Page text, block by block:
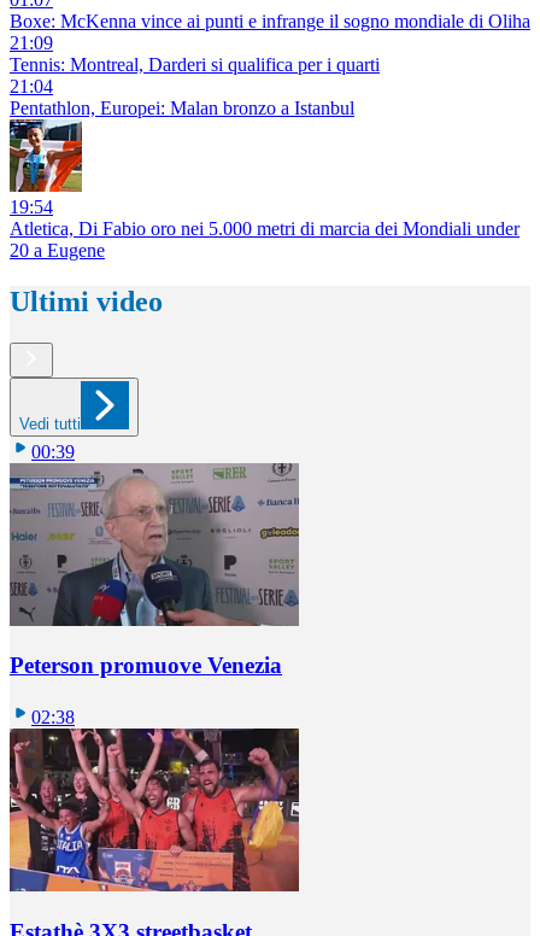
Boxe: McKenna vince ai punti e infrange il sogno mondiale di Oliha
21:09
Tennis: Montreal, Darderi si qualifica per i quarti
21:04
Pentathlon, Europei: Malan bronzo a Istanbul
19:54
Atletica, Di Fabio oro nei 5.000 metri di marcia dei Mondiali under
20 a Eugene
Ultimi video
Vedi tutti
00:39
Peterson promuove Venezia
02:38